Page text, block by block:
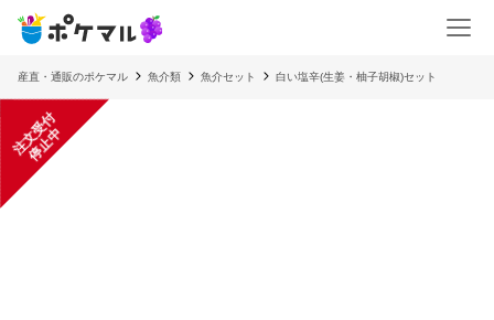
産直・通販のポケマル 魚介類 魚介セット 白い塩辛(生姜・柚子胡椒)セット
注
文
受
付
停
止
中